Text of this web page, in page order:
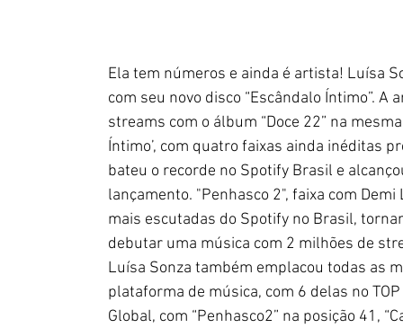
Ela tem números e ainda é artista! Luísa
com seu novo disco “Escândalo Íntimo”.
streams com o álbum “Doce 22” na
Íntimo’, com quatro faixas ainda inéditas
bateu o recorde no Spotify Brasil e
lançamento. "Penhasco 2", faixa com
mais escutadas do Spotify no Brasil,
debutar uma música com 2 milhões de
Luísa Sonza também emplacou todas as
plataforma de música, com 6 delas no
Global, com “Penhasco2” na posição 41,